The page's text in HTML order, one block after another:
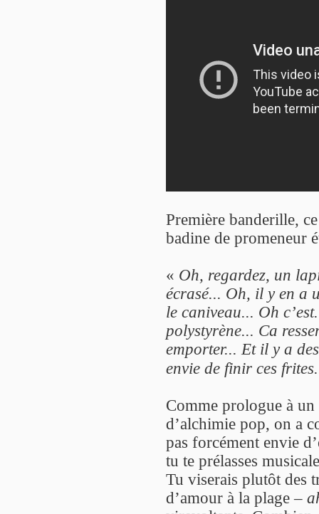
Première banderille,
badine de promeneur
« Oh, regardez, un
écrasé... Oh, il y en a
le caniveau... Oh
polystyrène... Ca
emporter... Et il y a
envie de finir ces
Comme prologue à
d’alchimie pop, on a
pas forcément envie
tu te prélasses
Tu viserais plutôt des
d’amour à la plage –